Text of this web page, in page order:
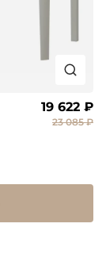
19 622 ₽
23 085 ₽